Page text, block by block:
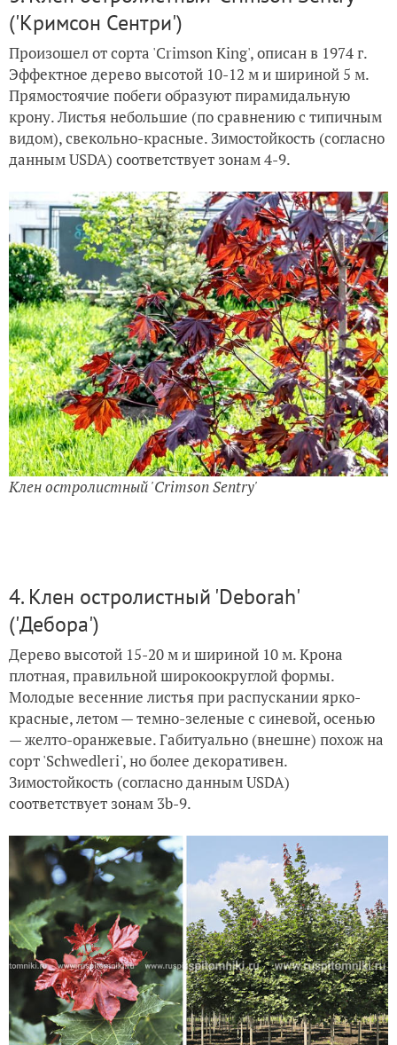
('Кримсон Сентри')
Произошел от сорта 'Crimson King', описан в 1974 г.
Эффектное дерево высотой 10-12 м и шириной 5 м.
Прямостоячие побеги образуют пирамидальную
крону. Листья небольшие (по сравнению с типичным
видом), свекольно-красные. Зимостойкость (согласно
данным USDA) соответствует зонам 4-9.
Клен остролистный 'Crimson Sentry'
4. Клен остролистный 'Deborah'
('Дебора')
Дерево высотой 15-20 м и шириной 10 м. Крона
плотная, правильной широкоокруглой формы.
Молодые весенние листья при распускании ярко-
красные, летом — темно-зеленые с синевой, осенью
— желто-оранжевые. Габитуально (внешне) похож на
сорт 'Schwedleri', но более декоративен.
Зимостойкость (согласно данным USDA)
соответствует зонам 3b-9.